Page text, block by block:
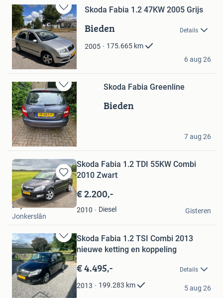
Bewaren
in
Mijn
Favorieten
Skoda Fabia 1.2 47KW 2005 Grijs
Bieden Details
2005 175.665 km
Donk
Eemnes
6 aug 26
Bewaren
Mijn
Favorieten
Skoda Fabia Greenline
Bieden
Michelle
Gieten
7 aug 26
Bewaren
in
Mijn
Favorieten
Skoda Fabia 1.2 TDI 55KW Combi
2010 Zwart
€ 2.200,-
2010 Diesel
Jayson
Jonkerslân
Gisteren
Bewaren
in
Mijn
Favorieten
Skoda Fabia 1.2 TSI Combi 2013
nieuwe ketting en koppeling
€ 4.495,- Details
2013 199.283 km
Wessel
Haren Gn
5 aug 26